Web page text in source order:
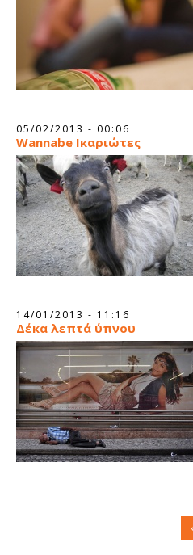
05/02/2013 - 00:06
Wannabe Ικαριώτες
14/01/2013 - 11:16
Δέκα λεπτά ύπνου